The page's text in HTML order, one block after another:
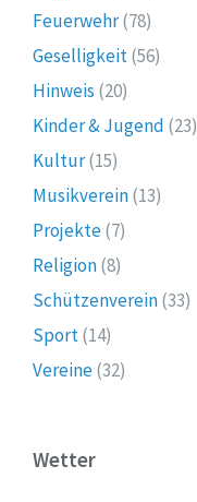
Feuerwehr(78)
Geselligkeit(56)
Hinweis (20)
Kinder & Jugend (23)
Kultur(15)
Musikverein(13)
Projekte(7)
Religion(8)
Schützenverein(33)
Sport(14)
Vereine(32)
Wetter